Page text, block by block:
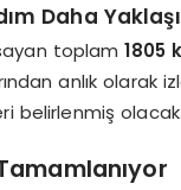
Daha
toplam1805
anlık
belirlenmiş olacak.